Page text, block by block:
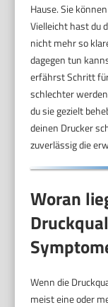
Hause. Sie
Vielleicht hast du
nicht mehr so
dagegen tun
erfährst Schritt
schlechter
du sie gezielt
deinen Drucker
zuverlässig die
Woran
Wenn die
meist eine oder